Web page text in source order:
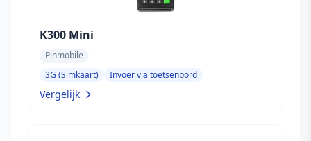
K300 Mini
Pinmobile
3G (Simkaart)
Invoer via toetsenbord
Vergelijk